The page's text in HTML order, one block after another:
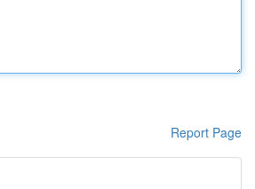
Report Page